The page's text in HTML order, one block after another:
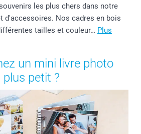
les plus chers dans notre
d'accessoires. Nos cadres en bois
tailles et couleur… Plus
un mini livre photo
petit ?